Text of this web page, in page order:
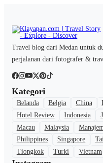
Travel blog dari Medan untuk
perjalanan dari fotografer &
Kategori
Belanda Belgia China
Hotel Review
Indonesia
Macau
Malaysia
Philippines
Singapore
Tiongkok
Turki Vietnam